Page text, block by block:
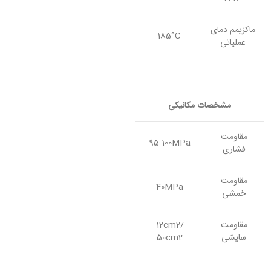
ماکزیمم دمای
عملیاتی
185°C
مشخصات مکانیکی
مقاومت
فشاری
95-100MPa
مقاومت
خمشی
40MPa
مقاومت
سایشی
12cm2/
50cm2